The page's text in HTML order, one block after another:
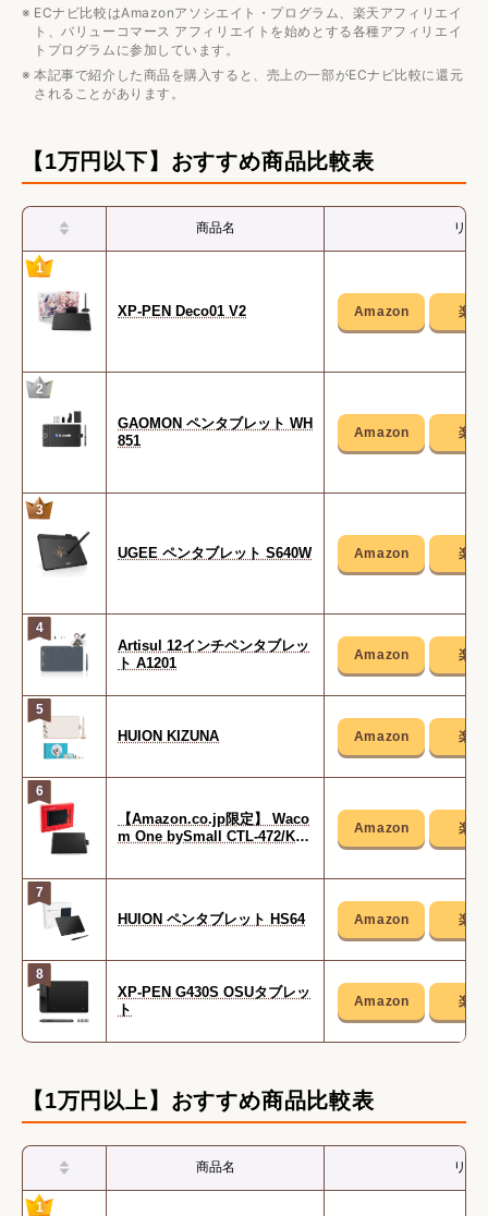
【1万円以上】初心者向けペンタブのおすすめ3選
デバイス
ECナビ比較はAmazonアソシエイト・プログラム、楽天アフィリエイ
ト、バリューコマース アフィリエイトを始めとする各種アフィリエイ
トプログラムに参加しています。
本記事で紹介した商品を購入すると、売上の一部がECナビ比較に還元
されることがあります。
【1万円以下】おすすめ商品比較表
商品名 リン
1
XP-PEN Deco01 V2
2
GAOMON ペンタブレット WH
851
3
UGEE ペンタブレット S640W
4
Artisul 12インチペンタブレッ
ト A1201
5
HUION KIZUNA
6
【Amazon.co.jp限定】 Waco
m One bySmall CTL-472/K1-
7
HUION ペンタブレット HS64
8
XP-PEN G430S OSUタブレッ
ト
【1万円以上】おすすめ商品比較表
商品名 リン
1